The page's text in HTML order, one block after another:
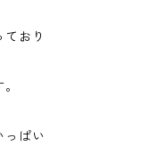
おり
っぱい